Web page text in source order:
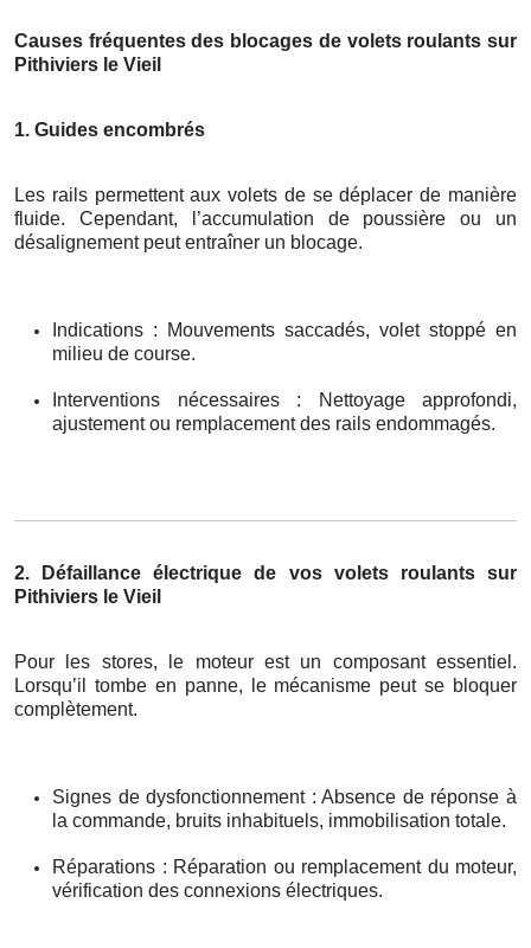
Causes fréquentes des blocages de volets roulants sur
Pithiviers le Vieil
1. Guides encombrés
Les rails permettent aux volets de se déplacer de manière
fluide. Cependant, l’accumulation de poussière ou un
désalignement peut entraîner un blocage.
Indications : Mouvements saccadés, volet stoppé en
milieu de course.
Interventions nécessaires : Nettoyage approfondi,
ajustement ou remplacement des rails endommagés.
2. Défaillance électrique de vos volets roulants sur
Pithiviers le Vieil
Pour les stores, le moteur est un composant essentiel.
Lorsqu’il tombe en panne, le mécanisme peut se bloquer
complètement.
Signes de dysfonctionnement : Absence de réponse à
la commande, bruits inhabituels, immobilisation totale.
Réparations : Réparation ou remplacement du moteur,
vérification des connexions électriques.